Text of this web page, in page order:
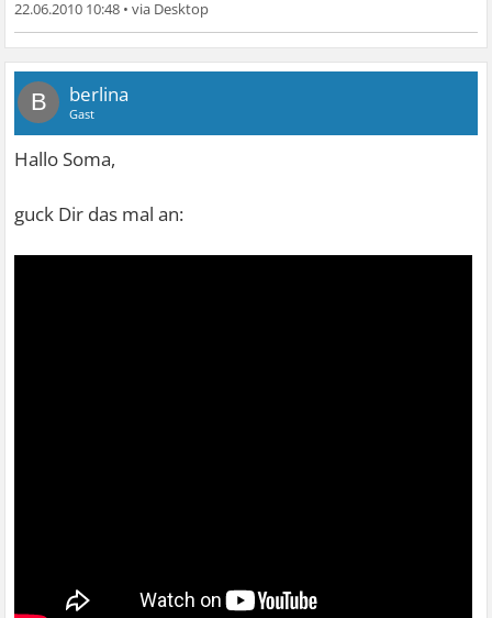
22.06.2010 10:48 •
B berlina
Gast
Hallo Soma,
guck Dir das mal an: